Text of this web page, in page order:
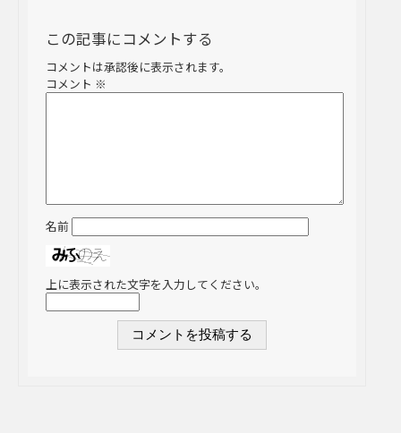
この記事にコメントする
コメントは承認後に表示されます。
コメント ※
名前
上に表示された文字を入力してください。